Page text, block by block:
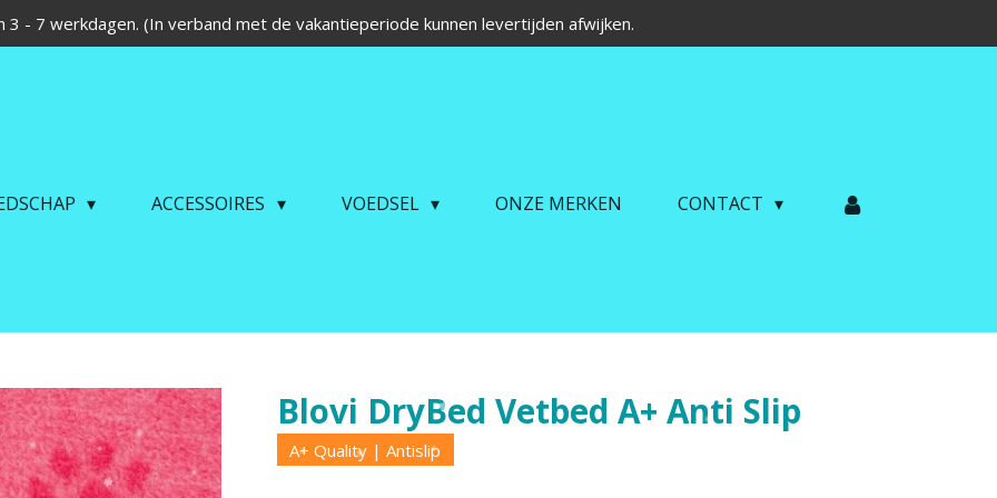
3 - 7 werkdagen. (In verband met de vakantieperiode kunnen levertijden afwijken.
ACCESSOIRES VOEDSEL ONZE MERKEN CONTACT
Blovi DryBed Vetbed A+ Anti Slip
A+ Quality | Antislip